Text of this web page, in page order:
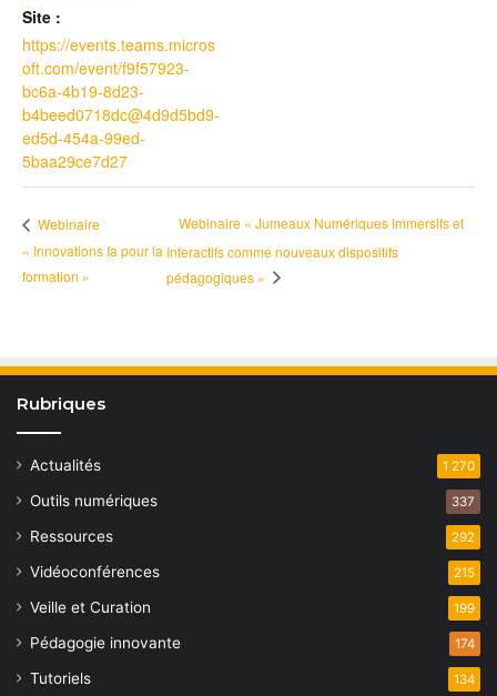
Site :
https://events.teams.micros
oft.com/event/f9f57923-
bc6a-4b19-8d23-
b4beed0718dc@4d9d5bd9-
ed5d-454a-99ed-
5baa29ce7d27
Webinaire
« Innovations Ia pour la
formation »
Webinaire « Jumeaux Numériques Immersifs et
Interactifs comme nouveaux dispositifs
pédagogiques »
Rubriques
Actualités 1 270
Outils numériques 337
Ressources 292
Vidéoconférences 215
Veille et Curation 199
Pédagogie innovante 174
Tutoriels 134